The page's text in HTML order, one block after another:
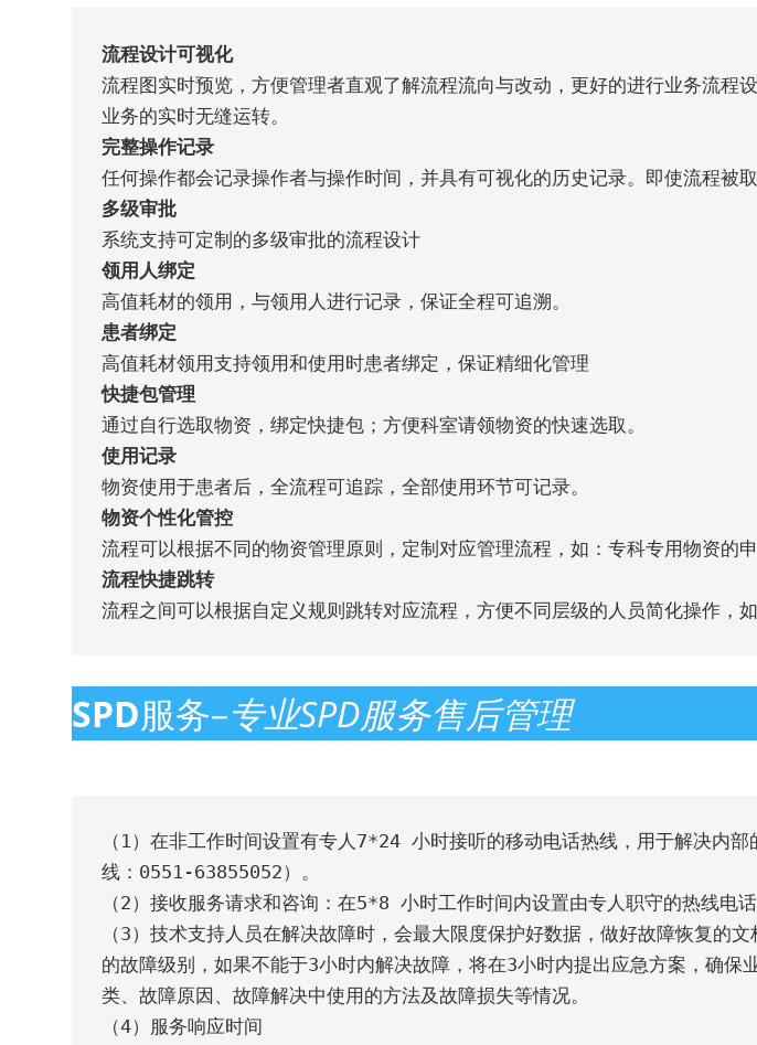
流程设计可视化
流程图实时预览，方便管理者直观了解流程流向与改动，更好的进行业务流
完整操作记录
多级审批
领用人绑定
患者绑定
快捷包管理
使用记录
物资个性化管控
流程快捷跳转
流程之间可以根据自定义规则跳转对应流程，方便不同层级的人员简化操作，
SPD服务–专业SPD服务售后管理
（1）在非工作时间设置有专人7*24 小时接听的移动电话热线，用于解决内
线：0551-63855052）。
（2）接收服务请求和咨询：在5*8 小时工作时间内设置由专人职守的热线电
（3）技术支持人员在解决故障时，会最大限度保护好数据，做好故障恢复的
的故障级别，如果不能于3小时内解决故障，将在3小时内提出应急方案，确
类、故障原因、故障解决中使用的方法及故障损失等情况。
（4）服务响应时间